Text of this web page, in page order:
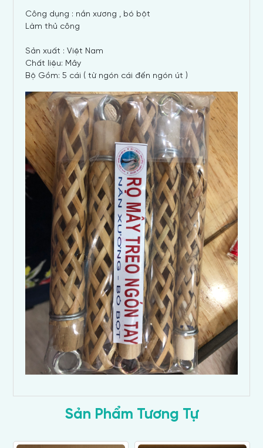
Công dụng : nắn xương , bó bột
Làm thủ công
Sản xuất : Việt Nam
Chất liệu: Mây
Bộ Gồm: 5 cái ( từ ngón cái đến ngón út )
Sản Phẩm Tương Tự